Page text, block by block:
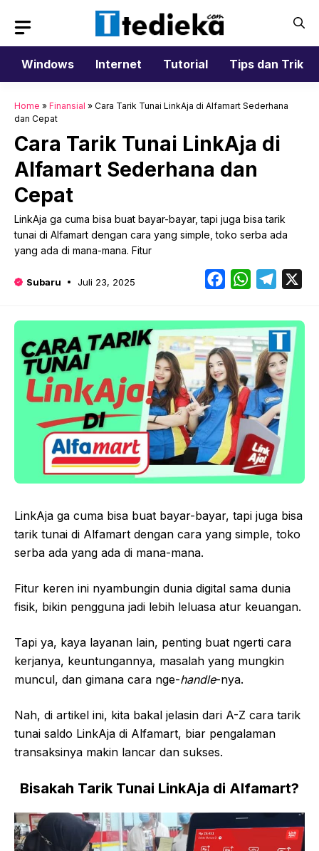
isi
Windows
Internet Tutorial Tips dan Trik
Home » Finansial » Cara Tarik Tunai LinkAja di Alfamart Sederhana
dan Cepat
Cara Tarik Tunai LinkAja di
Alfamart Sederhana dan
Cepat
LinkAja ga cuma bisa buat bayar-bayar, tapi juga bisa tarik
tunai di Alfamart dengan cara yang simple, toko serba ada
yang ada di mana-mana. Fitur
Subaru Juli 23, 2025 FacebookWhatsApp
LinkAja ga cuma bisa buat bayar-bayar, tapi juga bisa
tarik tunai di Alfamart dengan cara yang simple, toko
serba ada yang ada di mana-mana.
Fitur keren ini nyambungin dunia digital sama dunia
fisik, bikin pengguna jadi lebih leluasa atur keuangan.
Tapi ya, kaya layanan lain, penting buat ngerti cara
kerjanya, keuntungannya, masalah yang mungkin
muncul, dan gimana cara nge-handle-nya.
Nah, di artikel ini, kita bakal jelasin dari A-Z cara tarik
tunai saldo LinkAja di Alfamart, biar pengalaman
transaksinya makin lancar dan sukses.
Bisakah Tarik Tunai LinkAja di Alfamart?